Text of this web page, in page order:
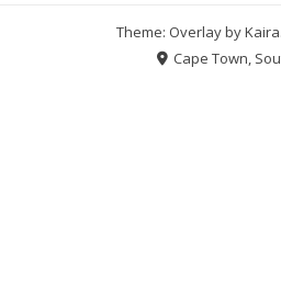
Theme: Overlay byKaira
Cape Town,